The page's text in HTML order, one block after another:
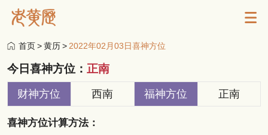
首页>黄历> 2022年02月03日喜神方位
今日喜神方位： 正南
财神方位 西南 福神方位 正南
喜神方位计算方法：